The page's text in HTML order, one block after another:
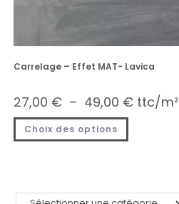
Carrelage – Effet MAT- Lavica
27,00 € – 49,00 € ttc/m²
Choix des options